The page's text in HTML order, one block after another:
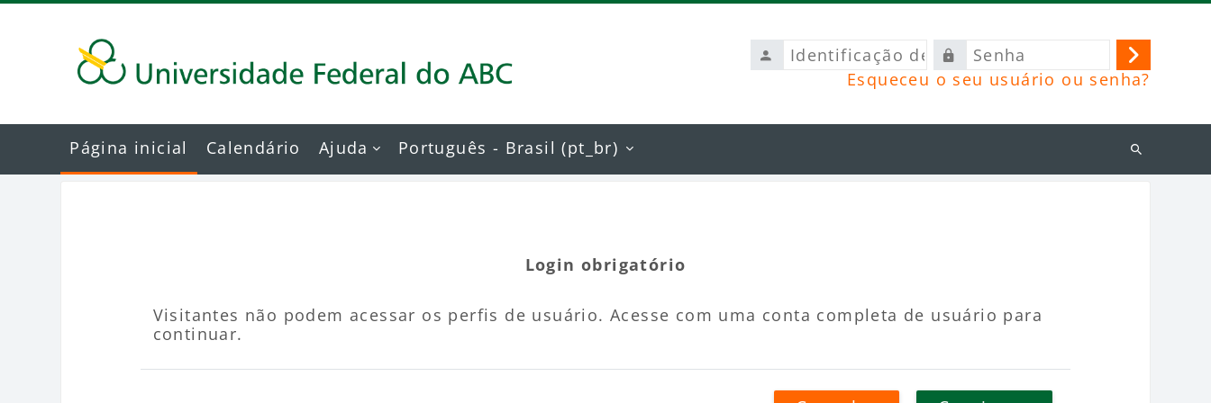
Ir para o conteúdo principal
Identificação
de
Senha
Acessar
Esqueceu o seu usuário ou senha?
Página inicial Calendário Ajuda Português - Brasil ‎(pt_br)‎
Buscar
cursos
Login obrigatório
Visitantes não podem acessar os perfis de usuário. Acesse com uma conta completa de usuário para
continuar.